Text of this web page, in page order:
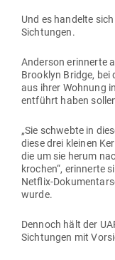
Und es han­delte
Sichtungen.
Anderson erin­nerte
Brooklyn Bridge,
aus ihrer Wohnung
ent­führt haben
„Sie schwebte in
diese drei kleinen
die um sie herum
krochen“, erin­nerte
Netflix-
wurde.
Dennoch hält der
Sich­tungen mit